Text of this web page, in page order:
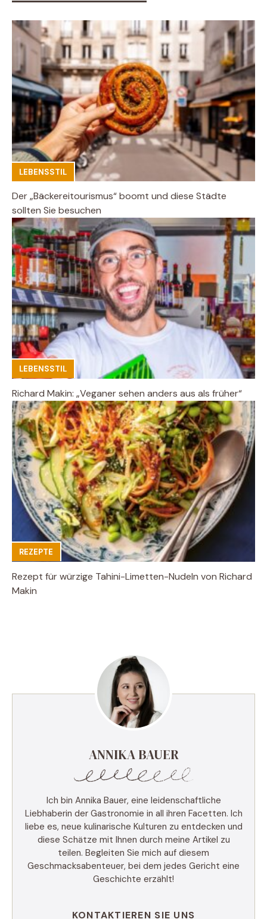
LEBENSSTIL
Der „Bäckereitourismus“ boomt und diese Städte
sollten Sie besuchen
LEBENSSTIL
Richard Makin: „Veganer sehen anders aus als früher“
REZEPTE
Rezept für würzige Tahini-Limetten-Nudeln von Richard
Makin
ANNIKA BAUER
Ich bin Annika Bauer, eine leidenschaftliche
Liebhaberin der Gastronomie in all ihren Facetten. Ich
liebe es, neue kulinarische Kulturen zu entdecken und
diese Schätze mit Ihnen durch meine Artikel zu
teilen. Begleiten Sie mich auf diesem
Geschmacksabenteuer, bei dem jedes Gericht eine
Geschichte erzählt!
KONTAKTIEREN SIE UNS